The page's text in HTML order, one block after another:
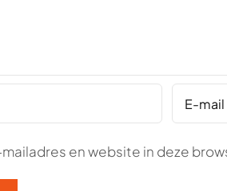
en website in deze